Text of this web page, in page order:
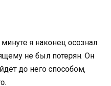
я наконец осознал:
не был потерян. Он
до него способом,